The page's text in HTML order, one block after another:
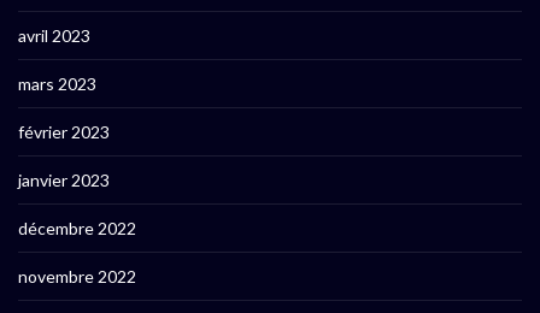
avril 2023
mars 2023
février 2023
janvier 2023
décembre 2022
novembre 2022